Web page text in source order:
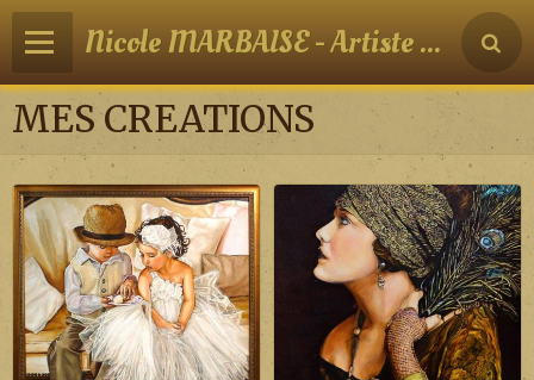
Nicole MARBAISE - Artiste peintre
MES CREATIONS